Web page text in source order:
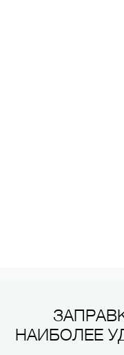
НАИБОЛЕЕ